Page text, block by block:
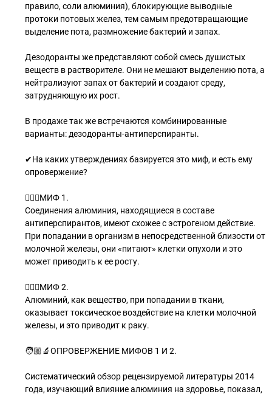
правило, соли алюминия), блокирующие выводные
протоки потовых желез, тем самым предотвращающие
выделение пота, размножение бактерий и запах.
Дезодоранты же представляют собой смесь душистых
веществ в растворителе. Они не мешают выделению пота, а
нейтрализуют запах от бактерий и создают среду,
затрудняющую их рост.
В продаже так же встречаются комбинированные
варианты: дезодоранты-антиперспиранты.
✔На каких утверждениях базируется это миф, и есть ему
опровержение?
🧝🏻‍♂МИФ 1.
Соединения алюминия, находящиеся в составе
антиперспирантов, имеют схожее с эстрогеном действие.
При попадании в организм в непосредственной близости от
молочной железы, они «питают» клетки опухоли и это
может приводить к ее росту.
🧝🏼‍♂МИФ 2.
Алюминий, как вещество, при попадании в ткани,
оказывает токсическое воздействие на клетки молочной
железы, и это приводит к раку.
🧑🏼‍🔬ОПРОВЕРЖЕНИЕ МИФОВ 1 И 2.
Систематический обзор рецензируемой литературы 2014
года, изучающий влияние алюминия на здоровье, показал,